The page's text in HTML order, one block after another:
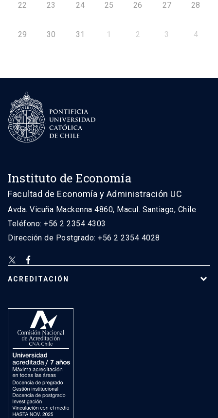
22 23 24 25 26 27 28
29 30 31 1 2 3 4
Instituto de Economía
Facultad de Economía y Administración UC
Avda. Vicuña Mackenna 4860, Macul. Santiago, Chile
Teléfono: +56 2 2354 4303
Dirección de Postgrado: +56 2 2354 4028
ACREDITACIÓN